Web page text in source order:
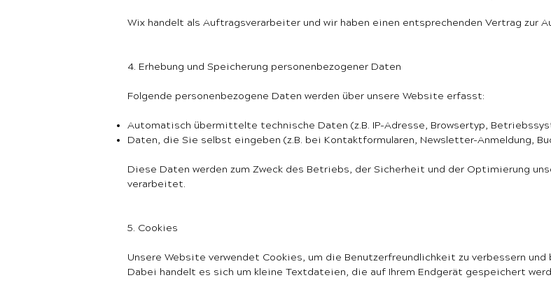
Wix handelt als Auftragsverarbeiter und wir haben einen entsprechenden Vertrag zur
4. Erhebung und Speicherung personenbezogener Daten
Folgende personenbezogene Daten werden über unsere Website erfasst:
Automatisch übermittelte technische Daten (z.B. IP-Adresse, Browsertyp,
Daten, die Sie selbst eingeben (z.B. bei Kontaktformularen, Newsletter-Anmeldung,
Diese Daten werden zum Zweck des Betriebs, der Sicherheit und der Optimierung
verarbeitet.
5. Cookies
Unsere Website verwendet Cookies, um die Benutzerfreundlichkeit zu verbessern
Dabei handelt es sich um kleine Textdateien, die auf Ihrem Endgerät gespeichert